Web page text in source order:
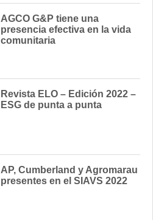
AGCO G&P tiene una
presencia efectiva en la vida
comunitaria
Revista ELO – Edición 2022 –
ESG de punta a punta
AP, Cumberland y Agromarau
presentes en el SIAVS 2022